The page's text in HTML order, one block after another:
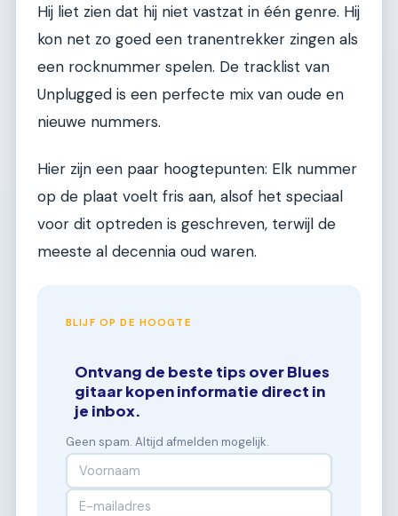
Hij liet zien dat hij niet vastzat in één genre. Hij
kon net zo goed een tranentrekker zingen als
een rocknummer spelen. De tracklist van
Unplugged is een perfecte mix van oude en
nieuwe nummers.
Hier zijn een paar hoogtepunten: Elk nummer
op de plaat voelt fris aan, alsof het speciaal
voor dit optreden is geschreven, terwijl de
meeste al decennia oud waren.
BLIJF OP DE HOOGTE
Ontvang de beste tips over Blues
gitaar kopen informatie direct in
je inbox.
Geen spam. Altijd afmelden mogelijk.